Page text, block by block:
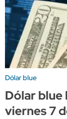
Dólar blue
Dólar blue
viernes 7